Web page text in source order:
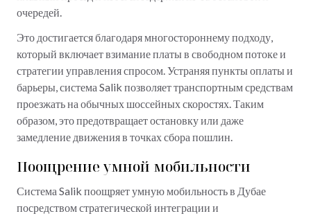
очередей.
Это достигается благодаря многостороннему подходу,
который включает взимание платы в свободном потоке и
стратегии управления спросом. Устраняя пункты оплаты и
барьеры, система Salik позволяет транспортным средствам
проезжать на обычных шоссейных скоростях. Таким
образом, это предотвращает остановку или даже
замедление движения в точках сбора пошлин.
Поощрение умной мобильности
Система Salik поощряет умную мобильность в Дубае
посредством стратегической интеграции и